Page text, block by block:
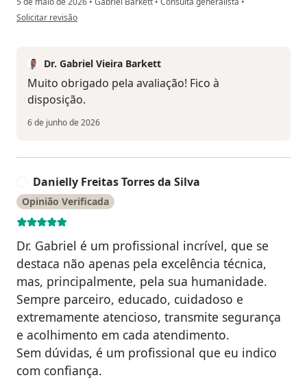
na opinião do utilizador M.T
Solicitar revisão
Dr. Gabriel Vieira Barkett
Muito obrigado pela avaliação! Fico à
disposição.
6 de junho de 2026
Danielly Freitas Torres da Silva
Opinião Verificada
Dr. Gabriel é um profissional incrível, que se
destaca não apenas pela excelência técnica,
mas, principalmente, pela sua humanidade.
Sempre parceiro, educado, cuidadoso e
extremamente atencioso, transmite segurança
e acolhimento em cada atendimento.
Sem dúvidas, é um profissional que eu indico
com confiança.